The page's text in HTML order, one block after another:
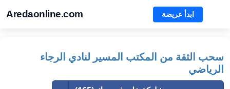
Aredaonline.com ابدأ عريضة
سحب الثقة من المكتب المسير لنادي الرجاء
الرياضي